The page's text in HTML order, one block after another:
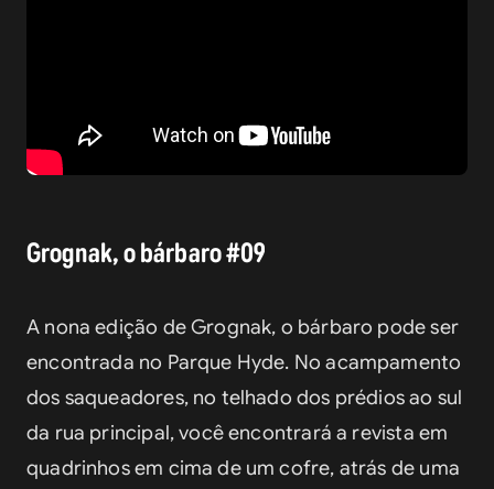
Grognak, o bárbaro #09
A nona edição de Grognak, o bárbaro pode ser
encontrada no Parque Hyde. No acampamento
dos saqueadores, no telhado dos prédios ao sul
da rua principal, você encontrará a revista em
quadrinhos em cima de um cofre, atrás de uma